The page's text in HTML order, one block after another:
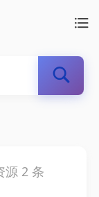
源 2 条